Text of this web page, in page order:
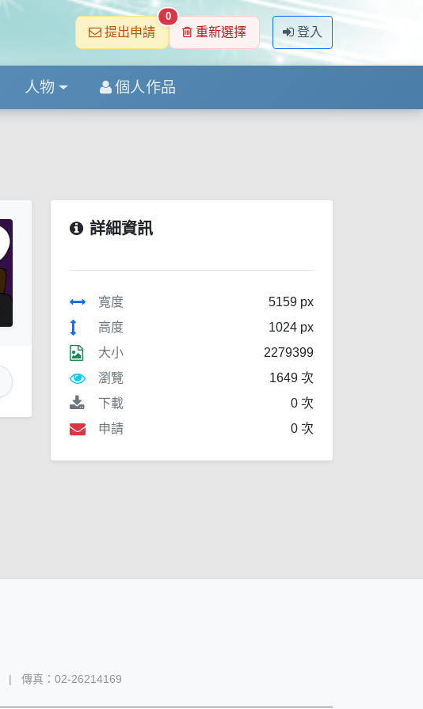
提出申請
0
重新選擇 登入
人物 個人作品
詳細資訊
寬度
5159 px
高度
1024 px
大小
2279399
瀏覽
1649 次
下載
0 次
申請
0 次
| 傳真：02-26214169